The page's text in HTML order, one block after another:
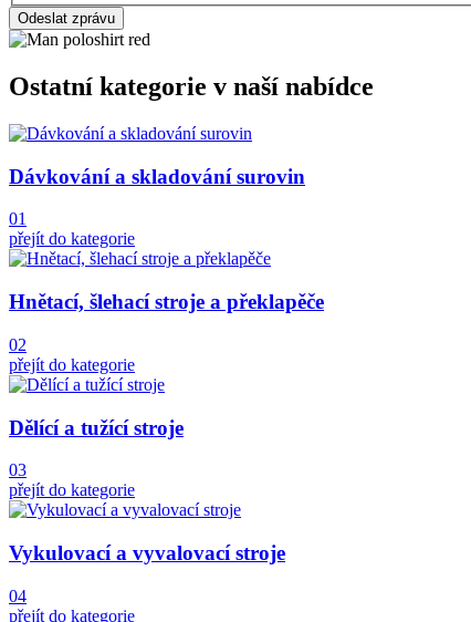
Odeslat zprávu
Ostatní kategorie v naší nabídce
Dávkování a skladování surovin
01
přejít do kategorie
Hnětací, šlehací stroje a překlapěče
02
přejít do kategorie
Dělící a tužící stroje
03
přejít do kategorie
Vykulovací a vyvalovací stroje
04
přejít do kategorie